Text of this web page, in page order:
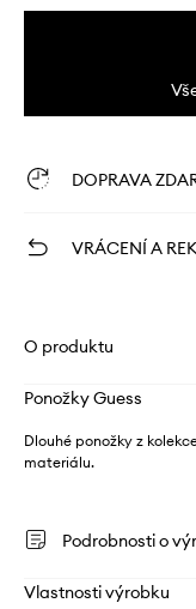
DOPRAVA
VRÁCENÍ A
O produktu
Ponožky Guess
Dlouhé ponožky z
materiálu.
Podrobnosti o
Vlastnosti výrobku